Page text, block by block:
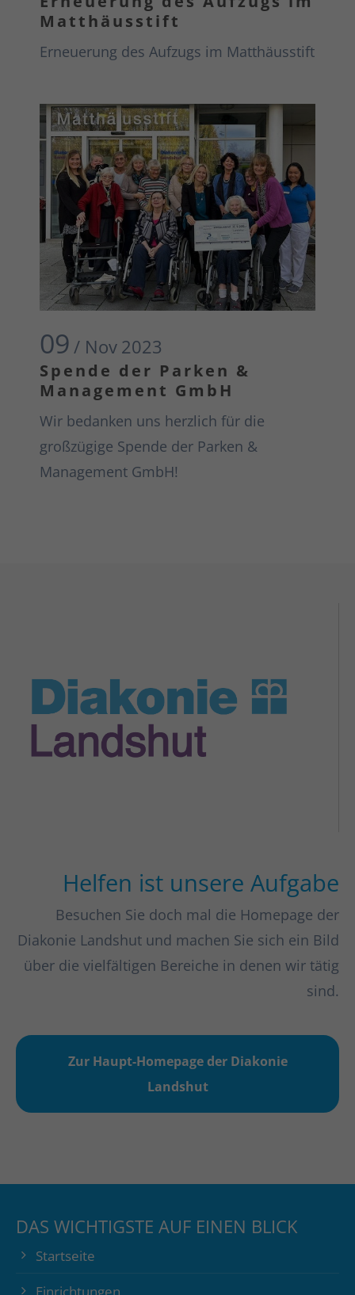
Matthäusstift
Erneuerung des Aufzugs im Matthäusstift
09 / Nov 2023
Spende der Parken &
Management GmbH
Wir bedanken uns herzlich für die
großzügige Spende der Parken &
Management GmbH!
Helfen ist unsere Aufgabe
Besuchen Sie doch mal die Homepage der
Diakonie Landshut und machen Sie sich ein Bild
über die vielfältigen Bereiche in denen wir tätig
sind.
Zur Haupt-Homepage der Diakonie
Landshut
DAS WICHTIGSTE AUF EINEN BLICK
Startseite